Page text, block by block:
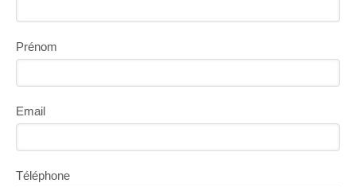
Prénom
Email
Téléphone